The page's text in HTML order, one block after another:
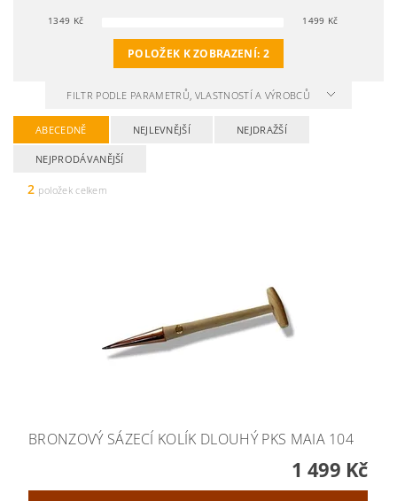
1349 Kč 1499 Kč
POLOŽEK K ZOBRAZENÍ: 2
FILTR PODLE PARAMETRŮ, VLASTNOSTÍ A VÝROBCŮ
ABECEDNĚ NEJLEVNĚJŠÍ NEJDRAŽŠÍ
NEJPRODÁVANĚJŠÍ
2 položek celkem
BRONZOVÝ SÁZECÍ KOLÍK DLOUHÝ PKS MAIA 104
1 499 Kč